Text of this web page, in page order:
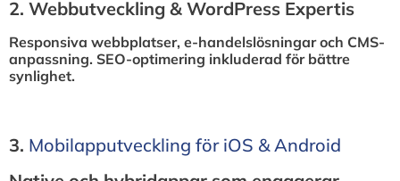
2.⁠ ⁠Webbutveckling & WordPress Expertis
Responsiva webbplatser, e-handelslösningar och CMS-
anpassning. SEO-optimering inkluderad för bättre
synlighet.
3.⁠ ⁠Mobilapputveckling för iOS & Android